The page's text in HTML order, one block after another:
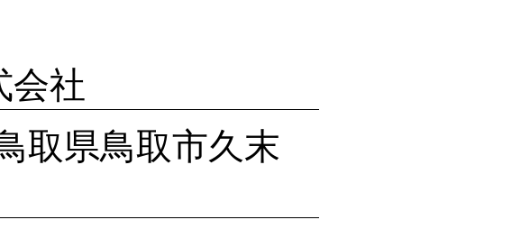
社
県鳥取市久末